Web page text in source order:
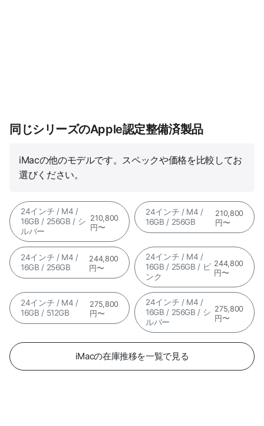
同じシリーズのApple認定整備済製品
iMacの他のモデルです。スペックや価格を比較してお
選びください。
24インチ / M4 /
16GB / 256GB / シ
ルバー
210,800
円〜
24インチ / M4 /
16GB / 256GB
210,800
円〜
24インチ / M4 /
16GB / 256GB
244,800
円〜
24インチ / M4 /
16GB / 256GB / ピ
ンク
244,800
円〜
24インチ / M4 /
16GB / 512GB
275,800
円〜
24インチ / M4 /
16GB / 256GB / シ
ルバー
275,800
円〜
iMacの在庫推移を一覧で見る